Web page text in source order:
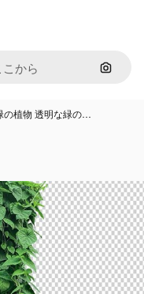
画像で
の植物 透明な緑の…